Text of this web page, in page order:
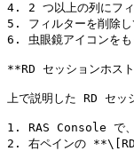
4. 2 つ以上の列にフィ
5. フィルターを削除し
6. 虫眼鏡アイコンをも
**RD セッションホス
上で説明した RD セッ
1. RAS Console で
2. 右ペインの **\[RD